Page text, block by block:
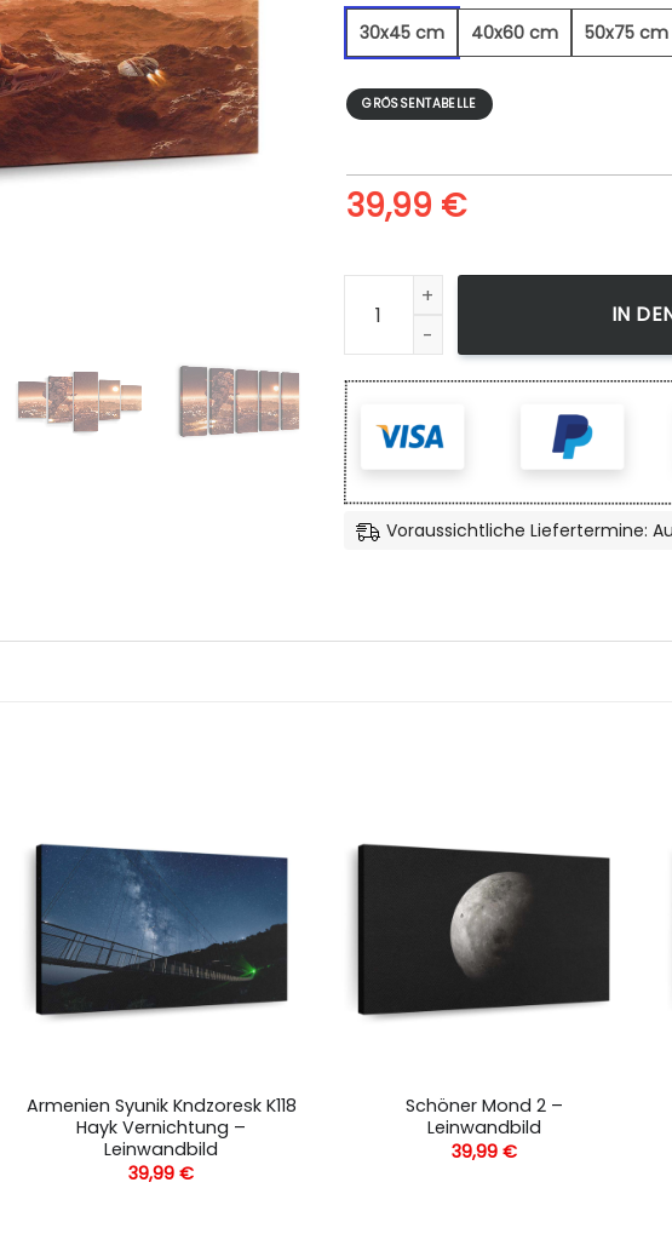
30x45 cm
40x60 cm 50x75 cm
GRÖSSENTABELLE
39,99 €
Weltraumrennen - Leinwandbild
IN
Voraussichtliche Liefertermine:
Armenien Syunik Kndzoresk K118
Hayk Vernichtung –
Leinwandbild
39,99€
Schöner Mond 2 –
Leinwandbild
39,99 €